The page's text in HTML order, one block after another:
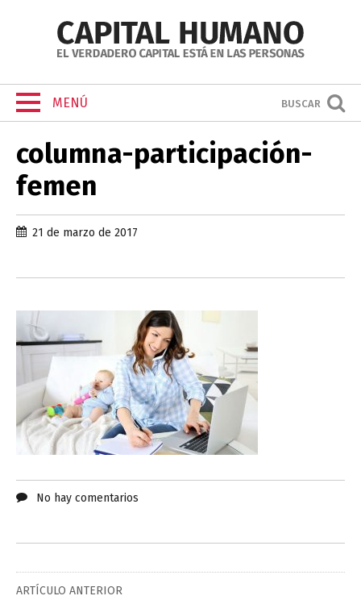
MENÚ BUSCAR
columna-participación-
femen
21 de marzo de 2017
No hay comentarios
ARTÍCULO ANTERIOR